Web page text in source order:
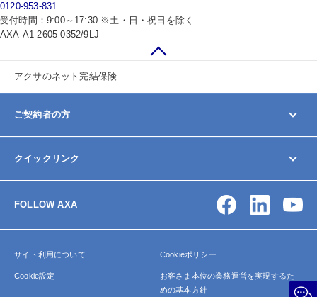
0120-953-831
受付時間：9:00～17:30 ※土・日・祝日を除く
AXA-A1-2605-0352/9LJ
アクサのネット完結保険
ご契約者の方
契約内容の変更/確認
お手続きガイド
保険金・給付金の請求
クイックリンク
アクサ生命について
FOLLOW AXA
サイト利用について Cookieポリシー
Cookie設定
お客さま本位の業務運営を実現するた
めの基本方針